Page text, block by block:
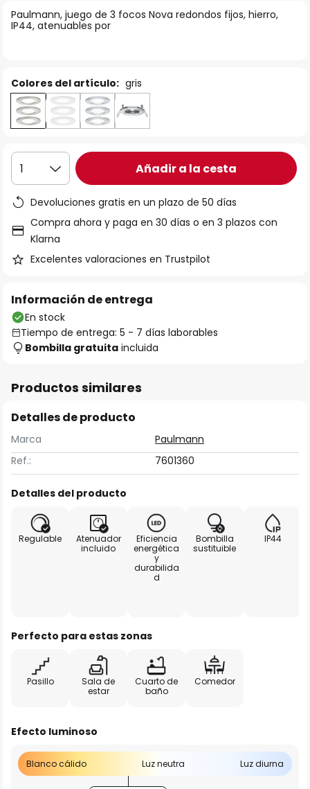
la
galería
Paulmann, juego de 3 focos Nova redondos fijos, hierro,
IP44, atenuables por
Colores del artículo: gris
1 Añadir a la cesta
Devoluciones gratis en un plazo de 50 días
Compra ahora y paga en 30 días o en 3 plazos con
Klarna
Excelentes valoraciones en Trustpilot
Información de entrega
En stock
Tiempo de entrega: 5 - 7 días laborables
Bombilla gratuita incluida
Productos similares
Detalles de producto
Marca
Paulmann
Ref.:
7601360
Detalles del producto
Regulable
Atenuador
incluido
Eficiencia
energética
y
durabilida
d
Bombilla
sustituible
IP44
Perfecto para estas zonas
Pasillo
Sala de
estar
Cuarto de
baño
Comedor
Efecto luminoso
Blanco cálido Luz neutra Luz diurna